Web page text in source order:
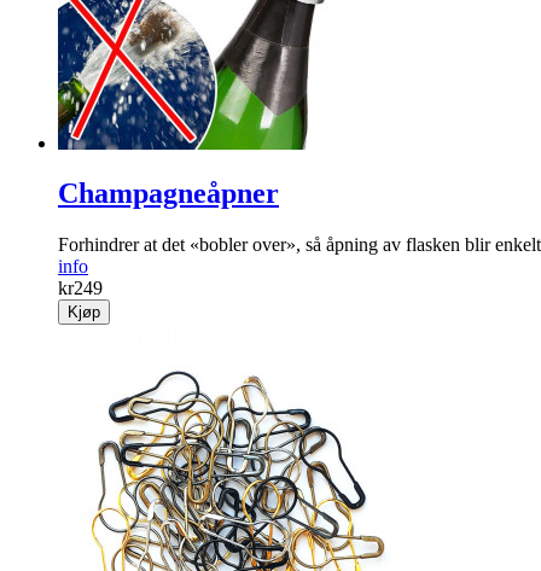
Champagneåpner
Forhindrer at det «bobler over», så åpning av flasken blir
info
kr249
Kjøp